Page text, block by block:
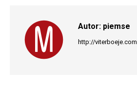
Autor: piemse
http://viterboeje.com